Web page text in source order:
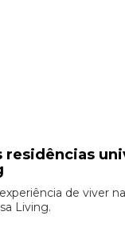
residências
de viver
Living.